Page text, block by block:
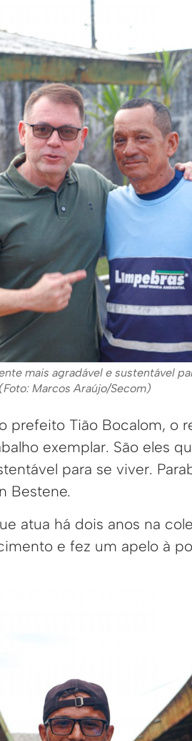
mais agradável e sustentável
Marcos Araújo/Secom)
prefeito Tião Bocalom, o
exemplar. São eles
para se viver.
Bestene.
atua há dois anos na
e fez um apelo à